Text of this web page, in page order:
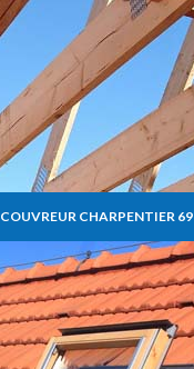
COUVREUR CHARPENTIER 69